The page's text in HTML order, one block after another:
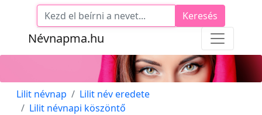
Névnapma.hu
Keresés
Lilit névnap
Lilit név eredete
Lilit névnapi köszöntő